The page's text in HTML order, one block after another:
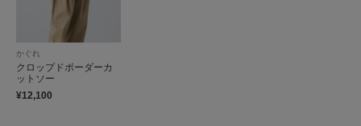
かぐれ
クロップドボーダーカ
ットソー
¥12,100